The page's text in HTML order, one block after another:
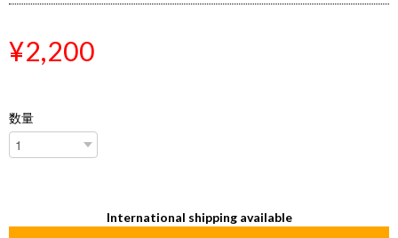
¥2,200
数量
International shipping available